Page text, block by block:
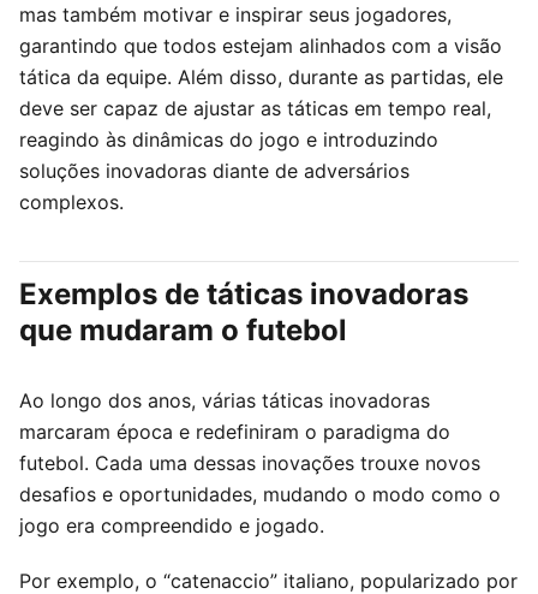
mas também motivar e inspirar seus jogadores,
garantindo que todos estejam alinhados com a visão
tática da equipe. Além disso, durante as partidas, ele
deve ser capaz de ajustar as táticas em tempo real,
reagindo às dinâmicas do jogo e introduzindo
soluções inovadoras diante de adversários
complexos.
Exemplos de táticas inovadoras
que mudaram o futebol
Ao longo dos anos, várias táticas inovadoras
marcaram época e redefiniram o paradigma do
futebol. Cada uma dessas inovações trouxe novos
desafios e oportunidades, mudando o modo como o
jogo era compreendido e jogado.
Por exemplo, o “catenaccio” italiano, popularizado por